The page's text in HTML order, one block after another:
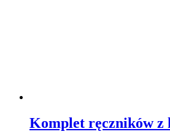
Komplet ręczników z